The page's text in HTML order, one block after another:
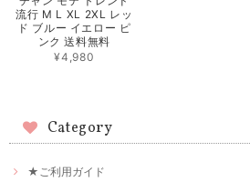
流行 M L XL 2XL レッ
ド ブルー イエロー ピ
ンク 送料無料
¥4,980
Category
★ご利用ガイド